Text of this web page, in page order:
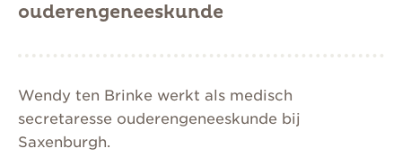
ouderengeneeskunde
Wendy ten Brinke werkt als medisch
secretaresse ouderengeneeskunde bij
Saxenburgh.